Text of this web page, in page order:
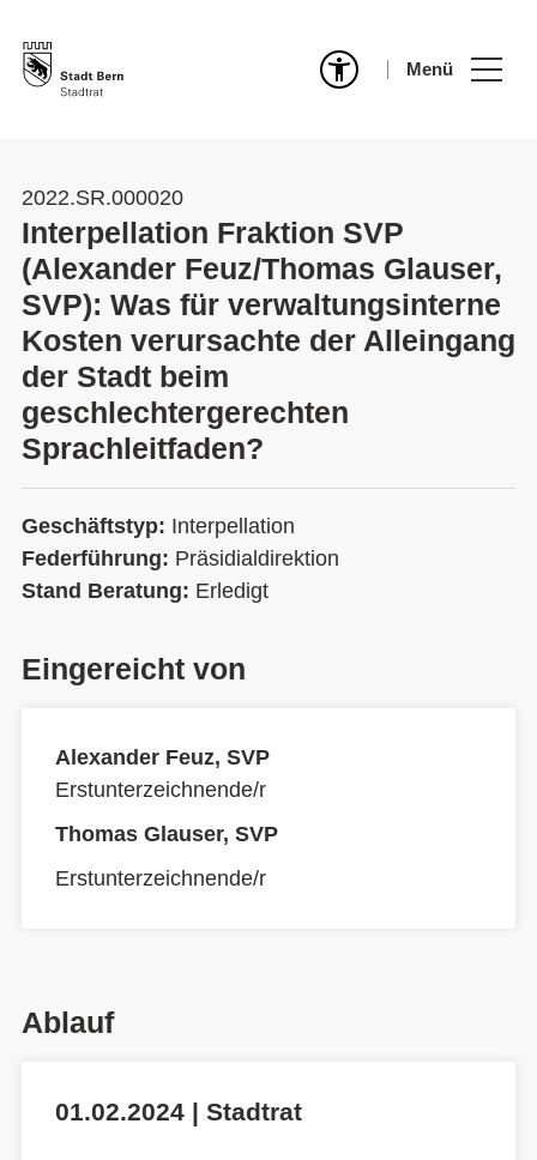
Menü
2022.SR.000020
Interpellation Fraktion SVP
(Alexander Feuz/Thomas Glauser,
SVP): Was für verwaltungsinterne
Kosten verursachte der Alleingang
der Stadt beim
geschlechtergerechten
Sprachleitfaden?
Geschäftstyp: Interpellation
Federführung: Präsidialdirektion
Stand Beratung: Erledigt
Eingereicht von
Alexander Feuz, SVP
Erstunterzeichnende/r
Thomas Glauser, SVP
Erstunterzeichnende/r
Ablauf
01.02.2024 | Stadtrat